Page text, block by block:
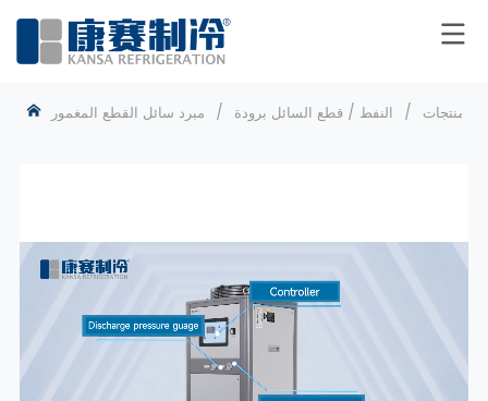
منتجات / النفط / قطع السائل برودة / مبرد سائل القطع المغمور